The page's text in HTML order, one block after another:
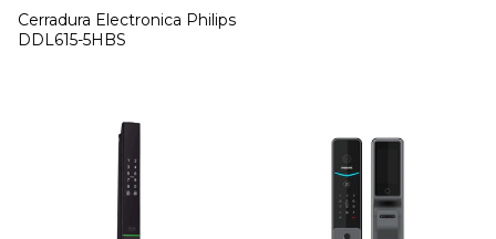
Cerradura Electronica Philips
DDL615-5HBS